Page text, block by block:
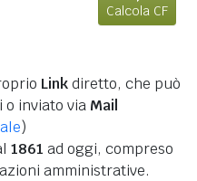
Calcola CF
Linkdiretto, che può
o inviato via Mail
)
1861 ad oggi, compreso
amministrative.